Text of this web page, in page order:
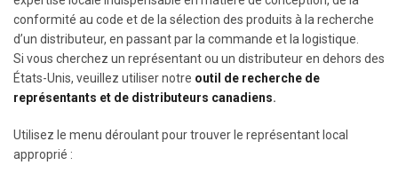
conformité au code et de la sélection des produits à la recherche
d’un distributeur, en passant par la commande et la logistique.
Si vous cherchez un représentant ou un distributeur en dehors des
États-Unis, veuillez utiliser notre outil de recherche de
représentants et de distributeurs canadiens.
Utilisez le menu déroulant pour trouver le représentant local
approprié :